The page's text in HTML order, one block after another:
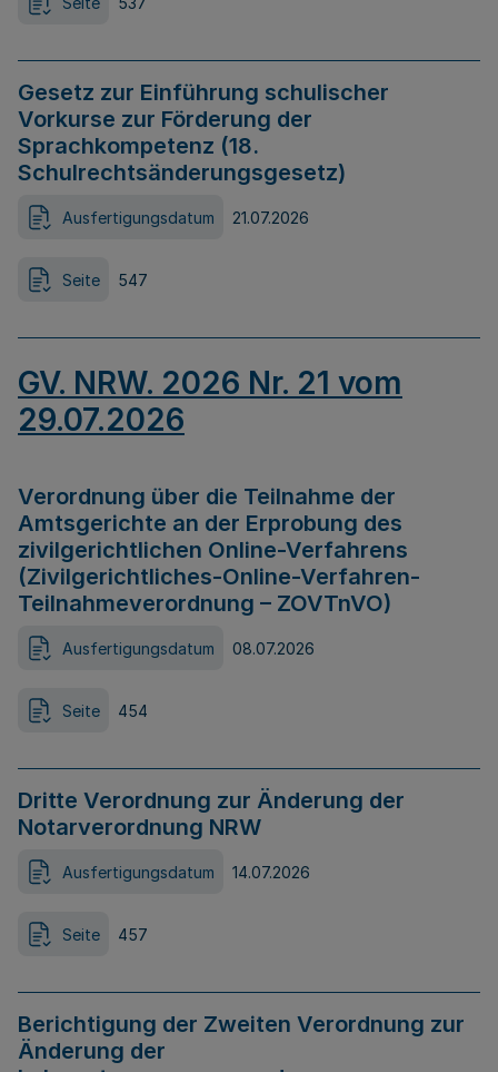
Gesetz zur Einführung schulischer
Vorkurse zur Förderung der
Sprachkompetenz (18.
Schulrechtsänderungsgesetz)
Ausfertigungsdatum 21.07.2026
Seite 547
GV. NRW. 2026 Nr. 21 vom
29.07.2026
Verordnung über die Teilnahme der
Amtsgerichte an der Erprobung des
zivilgerichtlichen Online-Verfahrens
(Zivilgerichtliches-Online-Verfahren-
Teilnahmeverordnung – ZOVTnVO)
Ausfertigungsdatum 08.07.2026
Seite 454
Dritte Verordnung zur Änderung der
Notarverordnung NRW
Ausfertigungsdatum 14.07.2026
Seite 457
Berichtigung der Zweiten Verordnung zur
Änderung der